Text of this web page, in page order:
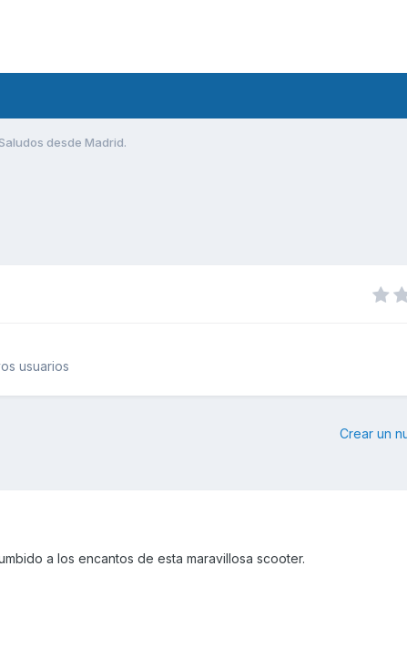
desde Madrid.
usuarios
Crear un
a los encantos de esta maravillosa scooter.